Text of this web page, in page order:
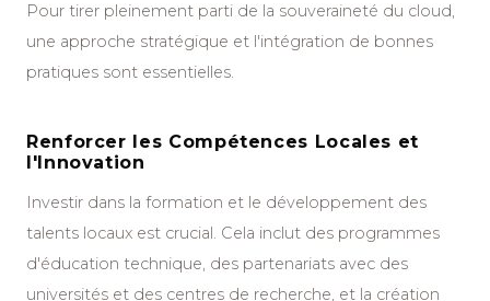
Pour tirer pleinement parti de la souveraineté du cloud,
une approche stratégique et l'intégration de bonnes
pratiques sont essentielles.
Renforcer les Compétences Locales et
l'Innovation
Investir dans la formation et le développement des
talents locaux est crucial. Cela inclut des programmes
d'éducation technique, des partenariats avec des
universités et des centres de recherche, et la création